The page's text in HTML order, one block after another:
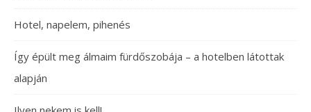
Hotel, napelem, pihenés
Így épült meg álmaim fürdőszobája – a hotelben látottak
alapján